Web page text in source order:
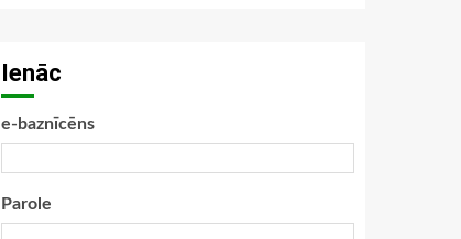
Ienāc
e-baznīcēns
Parole